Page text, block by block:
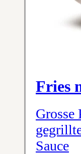
Fries
Grosse
Sauce